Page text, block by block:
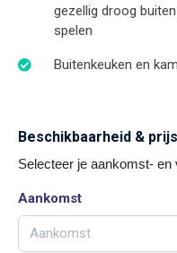
gezellig droog
spelen
Buitenkeuken en
Beschikbaarheid & prijs
Selecteer je aankomst-
Aankomst